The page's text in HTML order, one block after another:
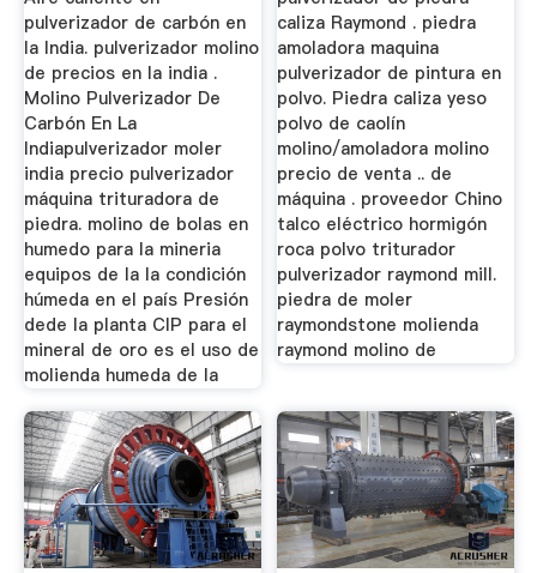
pulverizador de carbón en
la India. pulverizador molino
de precios en la india .
Molino Pulverizador De
Carbón En La
Indiapulverizador moler
india precio pulverizador
máquina trituradora de
piedra. molino de bolas en
humedo para la mineria
equipos de la la condición
húmeda en el país Presión
dede la planta CIP para el
mineral de oro es el uso de
molienda humeda de la
caliza Raymond . piedra
amoladora maquina
pulverizador de pintura en
polvo. Piedra caliza yeso
polvo de caolín
molino/amoladora molino
precio de venta .. de
máquina . proveedor Chino
talco eléctrico hormigón
roca polvo triturador
pulverizador raymond mill.
piedra de moler
raymondstone molienda
raymond molino de